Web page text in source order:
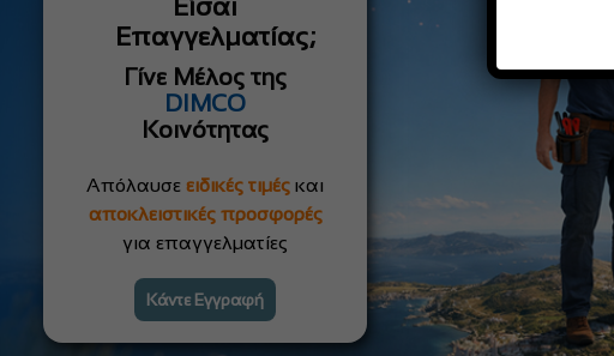
Είσαι
Επαγγελματίας;
Γίνε Μέλος της
DIMCO
Κοινότητας
Απόλαυσε ειδικές τιμές και
αποκλειστικές προσφορές
για επαγγελματίες
Κάντε Εγγραφή